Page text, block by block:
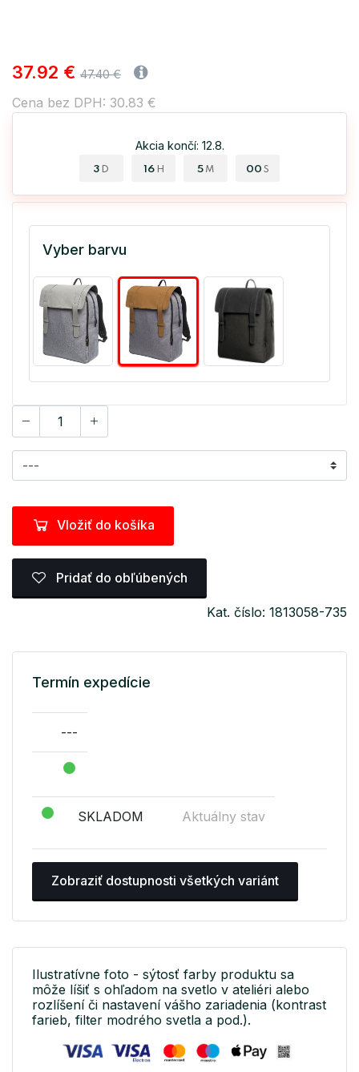
37.92 € 47.40 €
Cena bez DPH: 30.83 €
Akcia končí: 12.8.
3 D 16 H 4 M 59 S
Vyber barvu
Vložiť do košíka
Pridať do obľúbených
Kat. číslo: 1813058-735
Termín expedície
---
SKLADOM Aktuálny stav
Zobraziť dostupnosti všetkých variánt
Ilustratívne foto - sýtosť farby produktu sa
môže líšiť s ohľadom na svetlo v ateliéri alebo
rozlíšení či nastavení vášho zariadenia (kontrast
farieb, filter modrého svetla a pod.).